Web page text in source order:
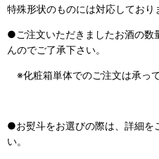
特殊形状のものには対応しており
●ご注文いただきましたお酒の数
んのでご了承下さい。
※化粧箱単体でのご注文は承って
●お熨斗をお選びの際は、詳細を
い。